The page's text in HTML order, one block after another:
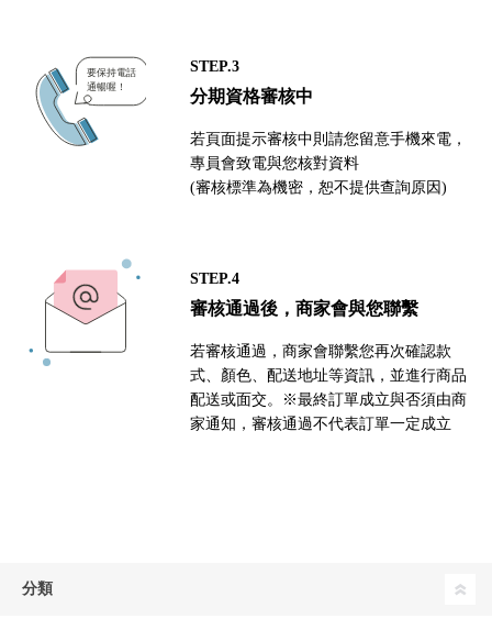
STEP.3
分期資格審核中
若頁面提示審核中則請您留意手機來電，
專員會致電與您核對資料
(審核標準為機密，恕不提供查詢原因)
STEP.4
審核通過後，商家會與您聯繫
若審核通過，商家會聯繫您再次確認款
式、顏色、配送地址等資訊，並進行商品
配送或面交。※最終訂單成立與否須由商
家通知，審核通過不代表訂單一定成立
分類